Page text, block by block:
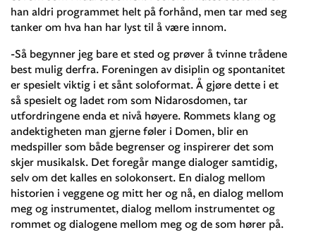
han aldri programmet helt på forhånd, men tar med seg
tanker om hva han har lyst til å være innom.
-Så begynner jeg bare et sted og prøver å tvinne trådene
best mulig derfra. Foreningen av disiplin og spontanitet
er spesielt viktig i et sånt soloformat. Å gjøre dette i et
så spesielt og ladet rom som Nidarosdomen, tar
utfordringene enda et nivå høyere. Rommets klang og
andektigheten man gjerne føler i Domen, blir en
medspiller som både begrenser og inspirerer det som
skjer musikalsk. Det foregår mange dialoger samtidig,
selv om det kalles en solokonsert. En dialog mellom
historien i veggene og mitt her og nå, en dialog mellom
meg og instrumentet, dialog mellom instrumentet og
rommet og dialogene mellom meg og de som hører på.